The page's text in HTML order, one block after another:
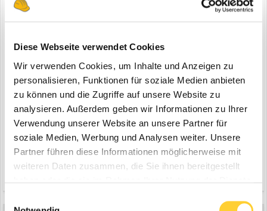
Diese Webseite verwendet Cookies
Wir verwenden Cookies, um Inhalte und Anzeigen zu
personalisieren, Funktionen für soziale Medien anbieten
zu können und die Zugriffe auf unsere Website zu
analysieren. Außerdem geben wir Informationen zu Ihrer
Verwendung unserer Website an unsere Partner für
soziale Medien, Werbung und Analysen weiter. Unsere
Partner führen diese Informationen möglicherweise mit
weiteren Daten zusammen, die Sie ihnen bereitgestellt